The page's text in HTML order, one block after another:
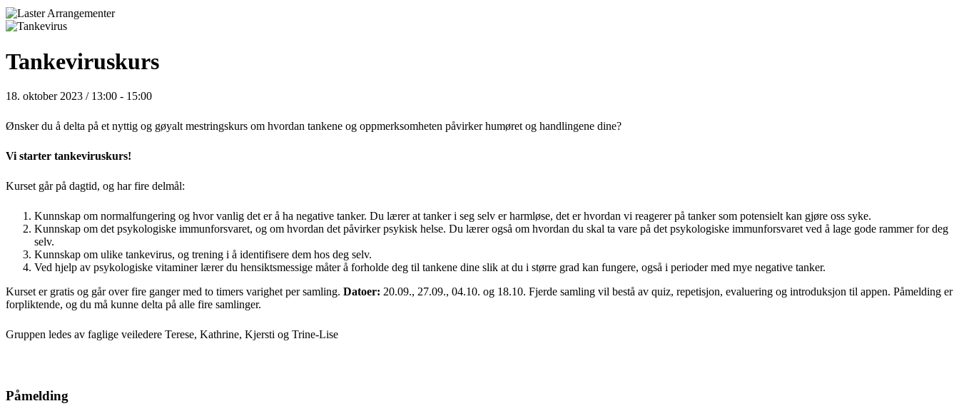
Tankeviruskurs
18. oktober 2023 / 13:00 - 15:00
Ønsker du å delta på et nyttig og gøyalt mestringskurs om hvordan tankene og oppmerksomheten påvirker humøret og handlingene dine?
Vi starter tankeviruskurs!
Kurset går på dagtid, og har fire delmål:
Kunnskap om normalfungering og hvor vanlig det er å ha negative tanker. Du lærer at tanker i seg selv er harmløse, det er hvordan vi reagerer på tanker som potensielt kan gjøre oss syke.
Kunnskap om det psykologiske immunforsvaret, og om hvordan det påvirker psykisk helse. Du lærer også om hvordan du skal ta vare på det psykologiske immunforsvaret ved å lage gode rammer for deg
selv.
Kunnskap om ulike tankevirus, og trening i å identifisere dem hos deg selv.
Ved hjelp av psykologiske vitaminer lærer du hensiktsmessige måter å forholde deg til tankene dine slik at du i større grad kan fungere, også i perioder med mye negative tanker.
Kurset er gratis og går over fire ganger med to timers varighet per samling. Datoer: 20.09., 27.09., 04.10. og 18.10. Fjerde samling vil bestå av quiz, repetisjon, evaluering og introduksjon til appen. Påmelding er
forpliktende, og du må kunne delta på alle fire samlinger.
Gruppen ledes av faglige veiledere Terese, Kathrine, Kjersti og Trine-Lise
Påmelding